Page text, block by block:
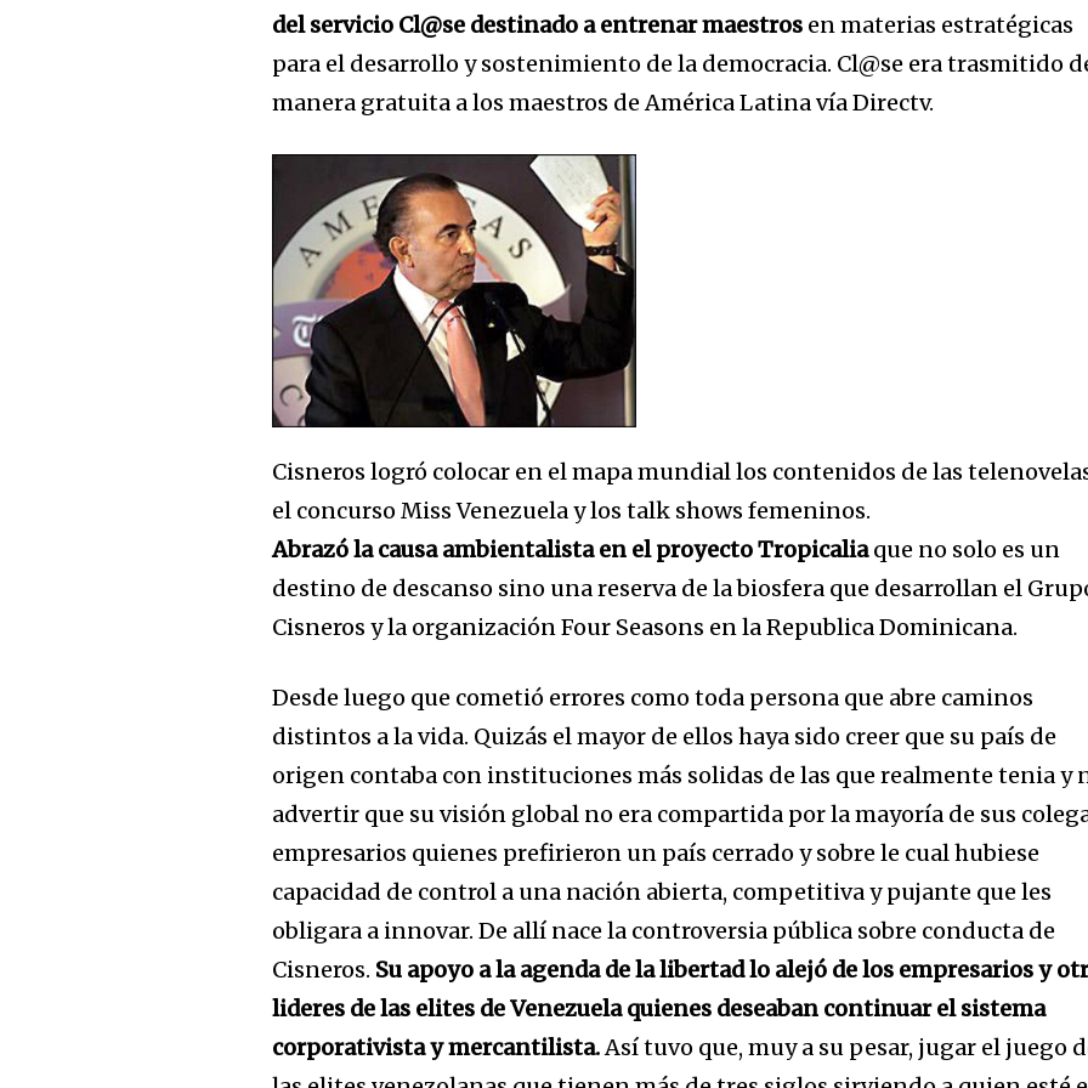
of the conversation.
To subscribe, simply enter your email address on our website or click
the subscribe button below. Don't worry, we respect your privacy and
del servicio Cl@se destinado a entrenar maestros en materias estratégicas
para el desarrollo y sostenimiento de la democracia. Cl@se era trasmitido
manera gratuita a los maestros de América Latina vía Directv.
Cisneros logró colocar en el mapa mundial los contenidos de las
el concurso Miss Venezuela y los talk shows femeninos.
Abrazó la causa ambientalista en el proyecto Tropicaliaque no solo es un
destino de descanso sino una reserva de la biosfera que desarrollan el
Cisneros y la organización Four Seasons en la Republica Dominicana.
Desde luego que cometió errores como toda persona que abre caminos
distintos a la vida. Quizás el mayor de ellos haya sido creer que su país de
origen contaba con instituciones más solidas de las que realmente tenia y
advertir que su visión global no era compartida por la mayoría de sus
empresarios quienes prefirieron un país cerrado y sobre le cual hubiese
capacidad de control a una nación abierta, competitiva y pujante que les
obligara a innovar. De allí nace la controversia pública sobre conducta de
Cisneros. Su apoyo a la agenda de la libertad lo alejó de los empresarios y
lideres de las elites de Venezuela quienes deseaban continuar el sistema
corporativista y mercantilista.Así tuvo que, muy a su pesar, jugar el juego